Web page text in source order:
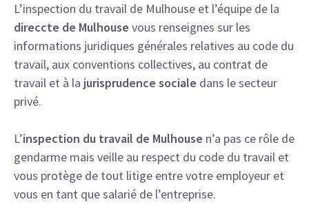
L’inspection du travail de Mulhouse et l’équipe de la
direccte de Mulhouse vous renseignes sur les
informations juridiques générales relatives au code du
travail, aux conventions collectives, au contrat de
travail et à la jurisprudence sociale dans le secteur
privé.
L’inspection du travail de Mulhouse n’a pas ce rôle de
gendarme mais veille au respect du code du travail et
vous protège de tout litige entre votre employeur et
vous en tant que salarié de l’entreprise.